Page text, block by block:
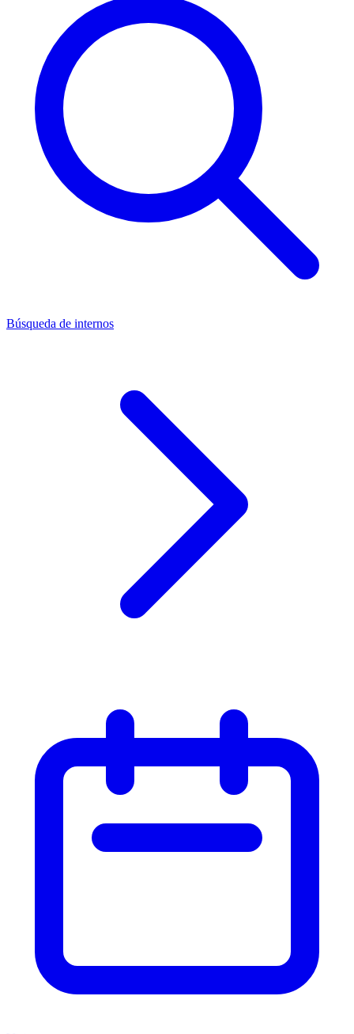
Búsqueda de internos